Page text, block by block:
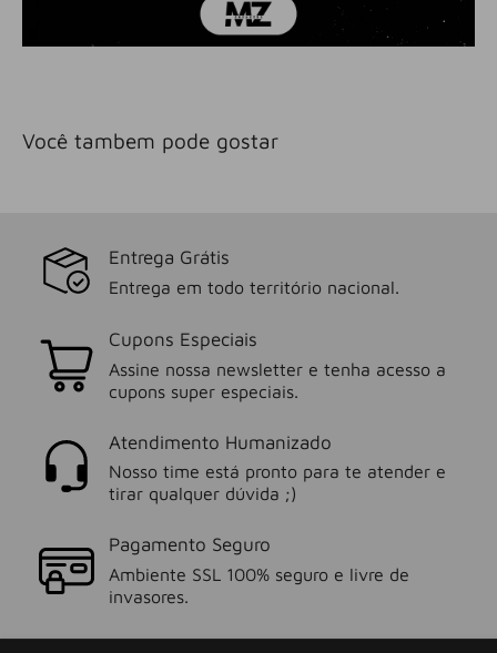
Você tambem pode gostar
Entrega Grátis
Entrega em todo território nacional.
Cupons Especiais
Assine nossa newsletter e tenha acesso a
cupons super especiais.
Atendimento Humanizado
Nosso time está pronto para te atender e
tirar qualquer dúvida ;)
Pagamento Seguro
Ambiente SSL 100% seguro e livre de
invasores.